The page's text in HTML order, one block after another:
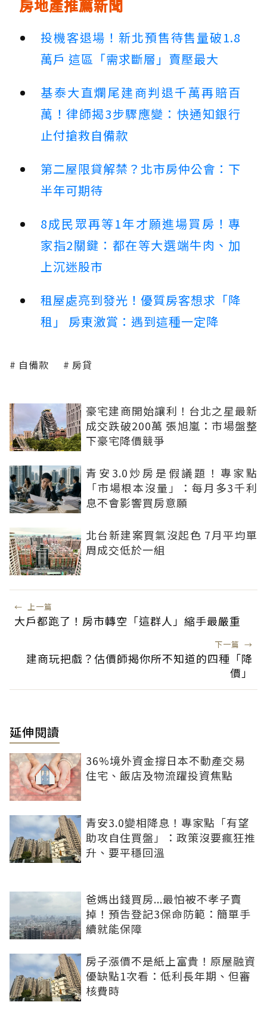
房地產推薦新聞
投機客退場！新北預售待售量破1.8
萬戶 這區「需求斷層」賣壓最大
基泰大直爛尾建商判退千萬再賠百
萬！律師揭3步驟應變：快通知銀行
止付搶救自備款
第二屋限貸解禁？北市房仲公會：下
半年可期待
8成民眾再等1年才願進場買房！專
家指2關鍵：都在等大選端牛肉、加
上沉迷股市
租屋處亮到發光！優質房客想求「降
租」 房東激賞：遇到這種一定降
自備款 房貸
豪宅建商開始讓利！台北之星最新
成交跌破200萬 張旭嵐：市場盤整
下豪宅降價競爭
青安3.0炒房是假議題！專家點
「市場根本沒量」：每月多3千利
息不會影響買房意願
北台新建案買氣沒起色 7月平均單
周成交低於一組
← 上一篇
大戶都跑了！房市轉空「這群人」縮手最嚴重
下一篇 →
建商玩把戲？估價師揭你所不知道的四種「降
價」
延伸閱讀
36%境外資金撐日本不動產交易
住宅、飯店及物流躍投資焦點
青安3.0變相降息！專家點「有望
助攻自住買盤」：政策沒要瘋狂推
升、要平穩回溫
爸媽出錢買房...最怕被不孝子賣
掉！預告登記3保命防範：簡單手
續就能保障
房子漲價不是紙上富貴！原屋融資
優缺點1次看：低利長年期、但審
核費時